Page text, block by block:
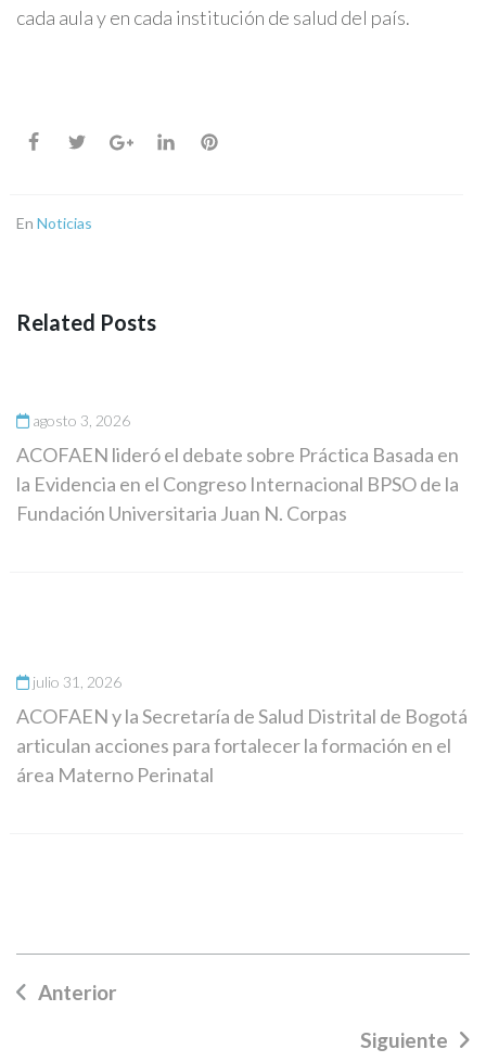
cada aula y en cada institución de salud del país.
En Noticias
Related Posts
agosto 3, 2026
ACOFAEN lideró el debate sobre Práctica Basada en
la Evidencia en el Congreso Internacional BPSO de la
Fundación Universitaria Juan N. Corpas
julio 31, 2026
ACOFAEN y la Secretaría de Salud Distrital de Bogotá
articulan acciones para fortalecer la formación en el
área Materno Perinatal
Anterior
Siguiente